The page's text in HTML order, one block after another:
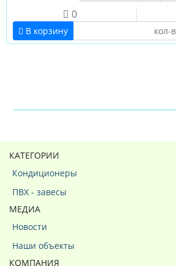
0
В корзину
КАТЕГОРИИ
Кондиционеры
ПВХ - завесы
МЕДИА
Новости
Наши объекты
КОМПАНИЯ